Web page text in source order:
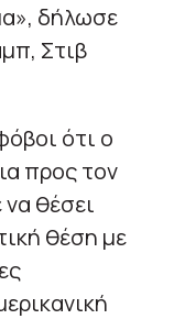
δήλωσε
Στιβ
ότι ο
προς τον
θέσει
θέση με